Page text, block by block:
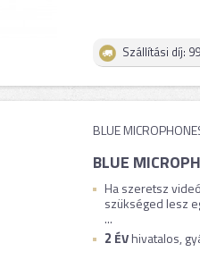
Szállítási díj:
BLUE
BLUE
Ha szeretsz
szükséged lesz
...
2 ÉVhivatalos,